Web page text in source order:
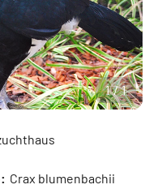
1/1
Crax blumenbachii